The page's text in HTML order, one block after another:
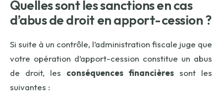
Quelles sont les sanctions en cas
d’abus de droit en apport-cession ?
Si suite à un contrôle, l’administration fiscale juge que
votre opération d’apport-cession constitue un abus
de droit, les conséquences financières sont les
suivantes :